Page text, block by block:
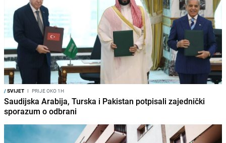
/SVIJET I PRIJE OKO 1H
Saudijska Arabija, Turska i Pakistan potpisali zajednički
sporazum o odbrani